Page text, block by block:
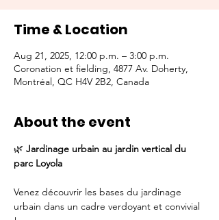
Time & Location
Aug 21, 2025, 12:00 p.m. – 3:00 p.m.
Coronation et fielding, 4877 Av. Doherty,
Montréal, QC H4V 2B2, Canada
About the event
🌿 Jardinage urbain au jardin vertical du
parc Loyola
Venez découvrir les bases du jardinage
urbain dans un cadre verdoyant et convivial